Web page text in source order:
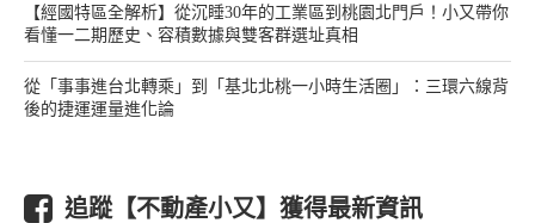
【經國特區全解析】從沉睡30年的工業區到桃園北門戶！小又帶你
看懂一二期歷史、容積數據與雙客群選址真相
從「事事進台北轉乘」到「基北北桃一小時生活圈」：三環六線背
後的捷運運量進化論
追蹤【不動產小又】獲得最新資訊